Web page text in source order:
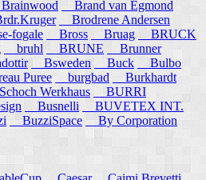
Brand van Egmond
Brodrene Andersen
fogale Bross Bruag
BRUCK
bruhl BRUNE
Brunner
Bsweden Buck
Bulbo
Puree burgbad
Burkhardt
Werkhaus
BURRI
Busnelli
BUVETEX INT.
BuzziSpace By Corporation